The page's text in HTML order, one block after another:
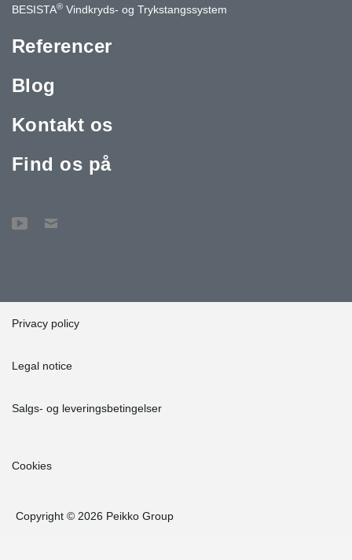
BESISTA® Vindkryds- og Trykstangssystem
Referencer
Blog
Kontakt os
Find os på
Privacy policy
Legal notice
Salgs- og leveringsbetingelser
Cookies
Copyright © 2026 Peikko Group